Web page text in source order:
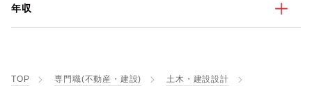
年収
TOP 専門職(不動産・建設) 土木・建設設計